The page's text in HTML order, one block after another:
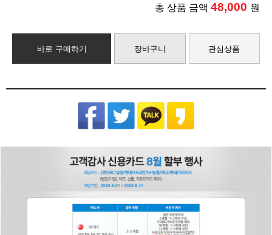
총 상품 금액 48,000 원
바로 구매하기 장바구니 관심상품